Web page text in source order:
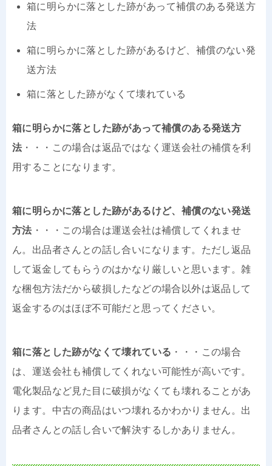
箱に明らかに落とした跡があって補償のある発送方
法
箱に明らかに落とした跡があるけど、補償のない発
送方法
箱に落とした跡がなくて壊れている
箱に明らかに落とした跡があって補償のある発送方
法 ・・・この場合は返品ではなく運送会社の補償を利
用することになります。
箱に明らかに落とした跡があるけど、補償のない発送
方法 ・・・この場合は運送会社は補償してくれませ
ん。出品者さんとの話し合いになります。ただし返品
して返金してもらうのはかなり厳しいと思います。雑
な梱包方法だから破損したなどの場合以外は返品して
返金するのはほぼ不可能だと思ってください。
箱に落とした跡がなくて壊れている ・・・この場合
は、運送会社も補償してくれない可能性が高いです。
電化製品など見た目に破損がなくても壊れることがあ
ります。中古の商品はいつ壊れるかわかりません。出
品者さんとの話し合いで解決するしかありません。